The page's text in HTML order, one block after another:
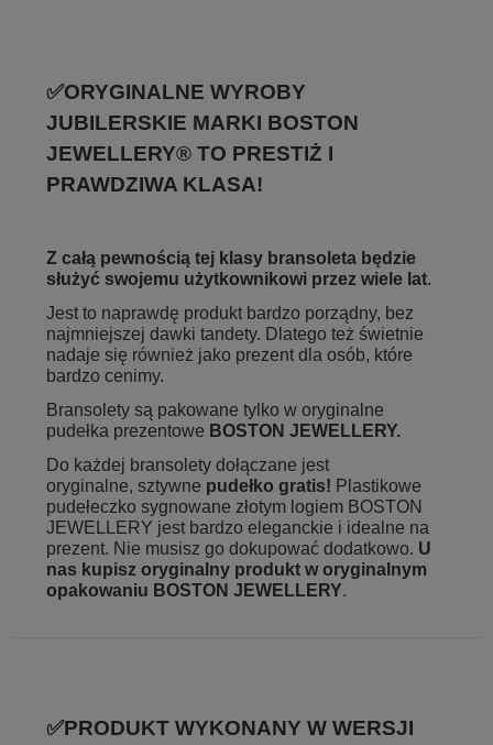
✅ORYGINALNE WYROBY
JUBILERSKIE MARKI BOSTON
JEWELLERY® TO PRESTIŻ I
PRAWDZIWA KLASA!
Z całą pewnością tej klasy bransoleta będzie
służyć swojemu użytkownikowi przez wiele lat.
Jest to naprawdę produkt bardzo porządny, bez
najmniejszej dawki tandety. Dlatego też świetnie
nadaje się również jako prezent dla osób, które
bardzo cenimy.
Bransolety są pakowane tylko w oryginalne
pudełka prezentowe BOSTON JEWELLERY.
Do każdej bransolety dołączane jest
oryginalne, sztywne pudełko gratis! Plastikowe
pudełeczko sygnowane złotym logiem BOSTON
JEWELLERY jest bardzo eleganckie i idealne na
prezent. Nie musisz go dokupować dodatkowo. U
nas kupisz oryginalny produkt w oryginalnym
opakowaniu BOSTON JEWELLERY.
✅PRODUKT WYKONANY W WERSJI